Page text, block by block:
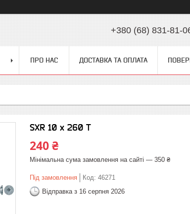
+380 (68) 831-81-
ПРО НАС ДОСТАВКА ТА ОПЛАТА
SXR 10 x 260 T
240 ₴
Мінімальна сума замовлення на сайті — 350 ₴
Під замовлення Код: 46271
Відправка з 16 серпня 2026